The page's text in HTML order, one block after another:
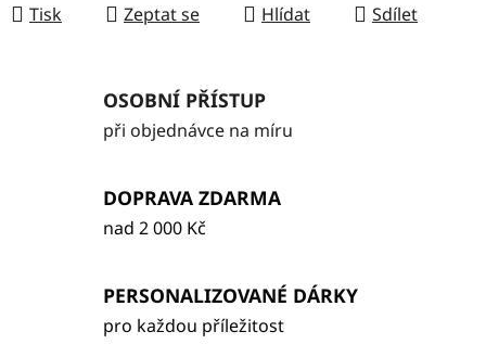
Tisk Zeptat se Hlídat Sdílet
OSOBNÍ PŘÍSTUP
při objednávce na míru
DOPRAVA ZDARMA
nad 2 000 Kč
PERSONALIZOVANÉ DÁRKY
pro každou příležitost